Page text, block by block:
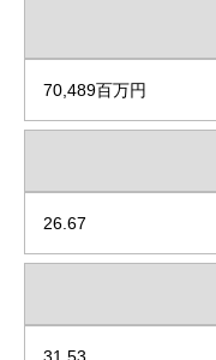
70,489百万円
26.67